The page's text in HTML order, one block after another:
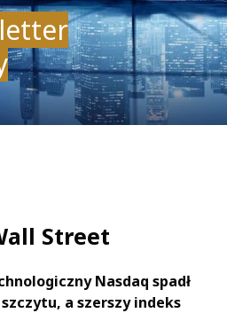
Street
Nasdaq spadł
a szerszy indeks